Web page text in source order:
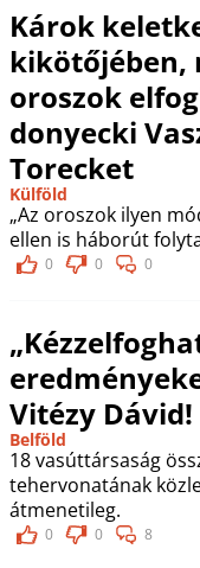
Károk
kikötőjében,
oroszok
donyecki
Torecket
Külföld
„Az oroszok ilyen
ellen is háborút
0 0 0
Vitézy Dávid!
Belföld
18 vasúttársaság
tehervonatának
átmenetileg.
0 0 8